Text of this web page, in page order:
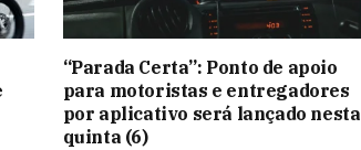
“Parada Certa”: Ponto de apoio
para motoristas e entregadores
por aplicativo será lançado nesta
quinta (6)